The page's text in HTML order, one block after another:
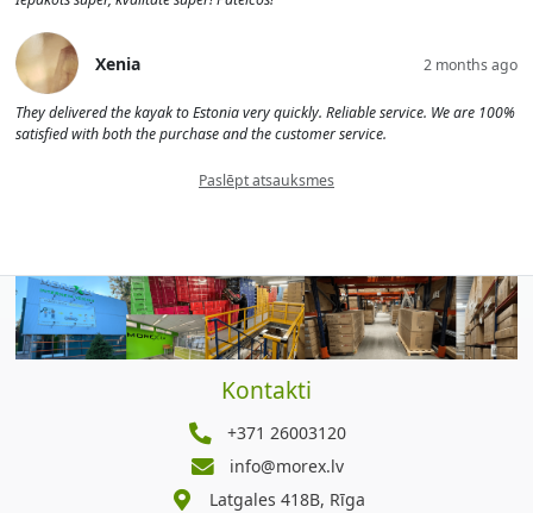
Xenia 2 months ago
They delivered the kayak to Estonia very quickly. Reliable service. We are 100%
satisfied with both the purchase and the customer service.
Paslēpt atsauksmes
Kontakti
+371 26003120
info@morex.lv
Latgales 418B, Rīga